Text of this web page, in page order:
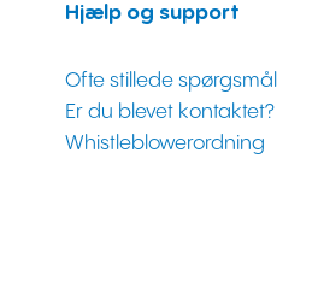
Hjælp og support
Ofte stillede spørgsmål
Er du blevet kontaktet?
Whistleblowerordning